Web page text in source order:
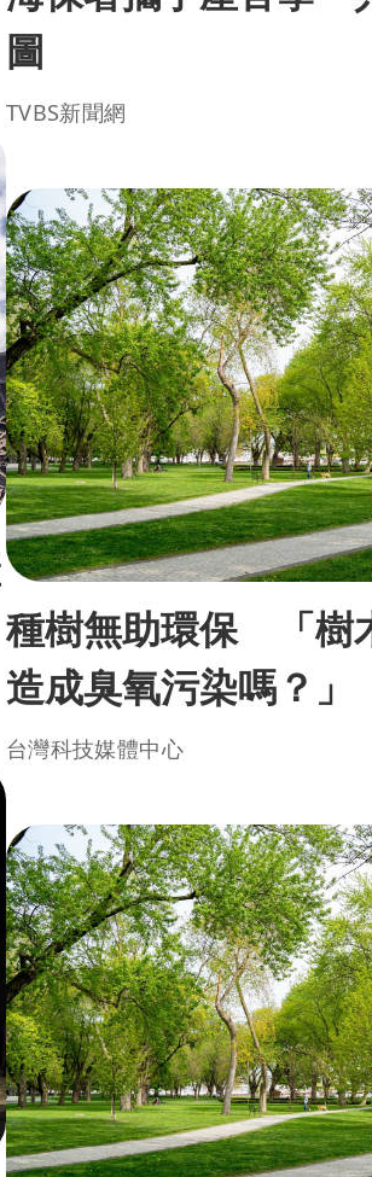
圖
TVBS新聞網
種樹無助環保 「樹
造成臭氧污染嗎？」
台灣科技媒體中心